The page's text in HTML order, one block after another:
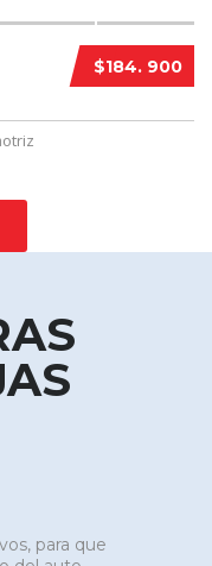
$184. 900
para que